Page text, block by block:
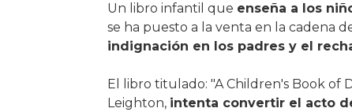
Un libro infantil que enseña a los
se ha puesto a la venta en la cadena
indignación en los padres y el
El libro titulado: "A Children's Book of
Leighton, intenta convertir el acto